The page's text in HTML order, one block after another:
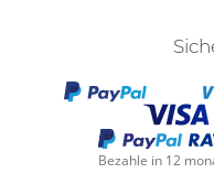
Bezahle in 12